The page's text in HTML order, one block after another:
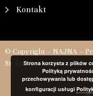
Kontakt
© Copyright – NAJNA –
StylizacjiStrona korzysta z plików
Polityką
przechowywania lub
konfiguracji usługi